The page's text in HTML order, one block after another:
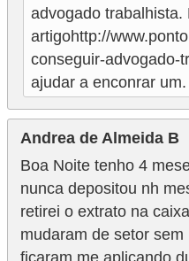
advogado trabalhista.
artigohttp://
conseguir-advogado-
ajudar a enconrar um.
Andrea de Almeida B
Boa Noite tenho 4
nunca depositou nh
retirei o extrato na
mudaram de setor
ficaram me aplicando